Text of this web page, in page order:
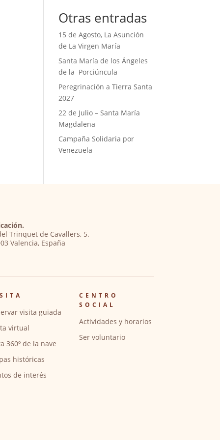
Otras entradas
15 de Agosto, La Asunción
de La Virgen María
Santa María de los Ángeles
de la Porciúncula
Peregrinación a Tierra Santa
2027
22 de Julio – Santa María
Magdalena
Campaña Solidaria por
Venezuela
Trinquet de Cavallers, 5.
Valencia, España
visita guiada
virtual
360º de la nave
históricas
de interés
CENTRO
SOCIAL
Actividades y horarios
Ser voluntario